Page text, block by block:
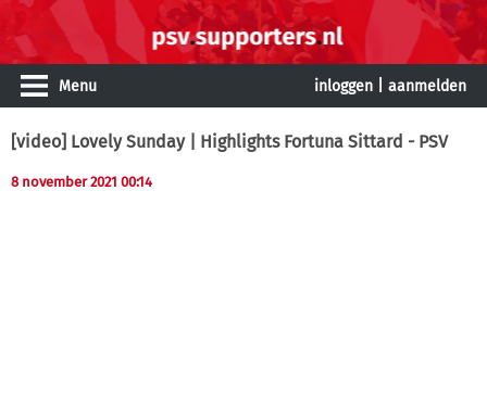
Menu inloggen aanmelden
[video] Lovely Sunday | Highlights Fortuna Sittard - PSV
8 november 2021 00:14